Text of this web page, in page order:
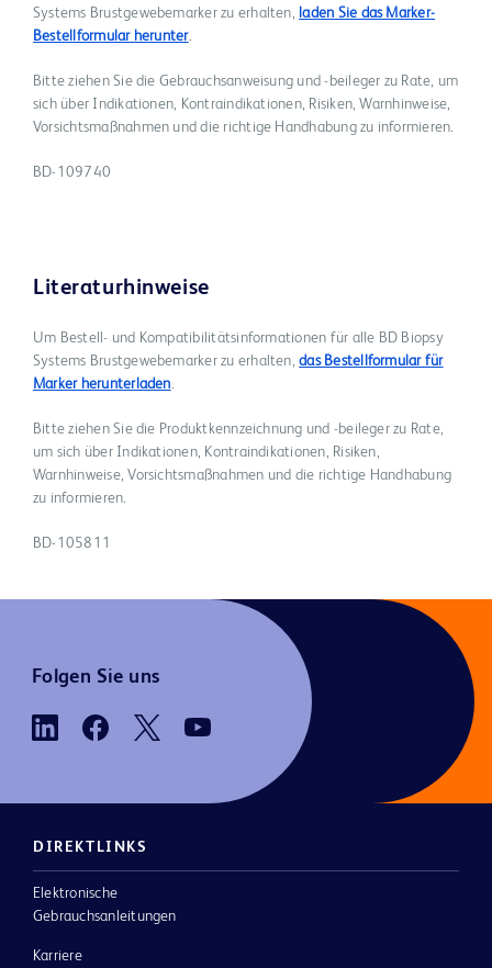
Systems Brustgewebemarker zu erhalten, laden Sie das Marker-
Bestellformular herunter.
Bitte ziehen Sie die Gebrauchsanweisung und -beileger zu Rate, um
sich über Indikationen, Kontraindikationen, Risiken, Warnhinweise,
Vorsichtsmaßnahmen und die richtige Handhabung zu informieren.
BD-109740
Literaturhinweise
Um Bestell- und Kompatibilitätsinformationen für alle BD Biopsy
Systems Brustgewebemarker zu erhalten,das Bestellformular für
Marker herunterladen.
Bitte ziehen Sie die Produktkennzeichnung und -beileger zu Rate,
um sich über Indikationen, Kontraindikationen, Risiken,
Warnhinweise, Vorsichtsmaßnahmen und die richtige Handhabung
zu informieren.
BD-105811
Folgen Sie uns
DIREKTLINKS
Elektronische
Gebrauchsanleitungen
Karriere